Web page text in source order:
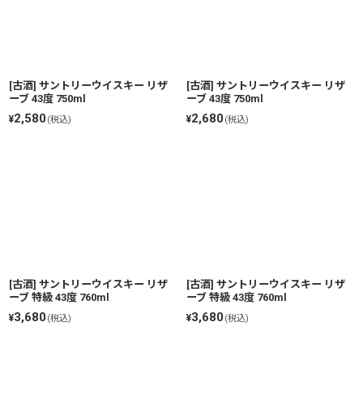
[古酒] サントリーウイスキー リザ
ーブ 43度 750ml
¥2,580(税込)
[古酒] サントリーウイスキー リザ
ーブ 43度 750ml
¥2,680(税込)
[古酒] サントリーウイスキー リザ
ーブ 特級 43度 760ml
¥3,680(税込)
[古酒] サントリーウイスキー リザ
ーブ 特級 43度 760ml
¥3,680(税込)